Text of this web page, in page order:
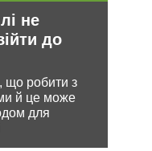
не
до
що робити з
й це може
для